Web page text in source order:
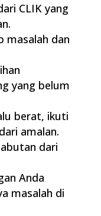
CLIK yang
masalah dan
yang belum
berat, ikuti
dari amalan.
dari
Anda
masalah di